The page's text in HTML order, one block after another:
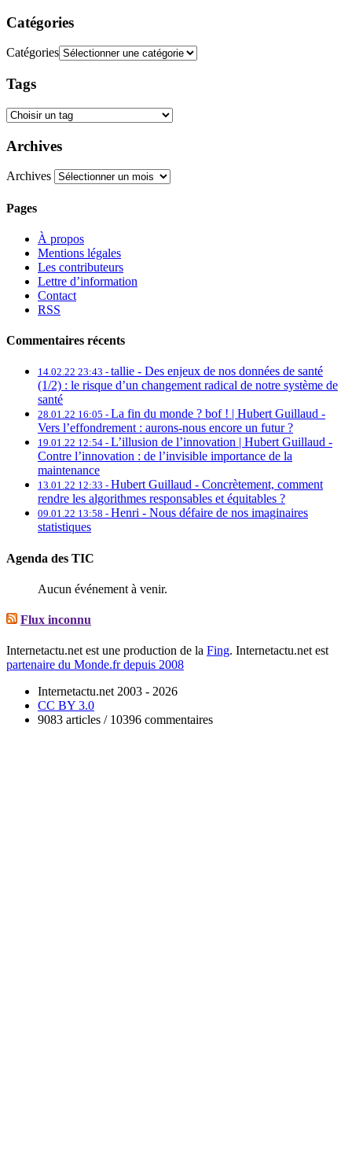
Catégories
Catégories
Tags
Archives
Archives
Pages
À propos
Mentions légales
Les contributeurs
Lettre d’information
Contact
RSS
Commentaires récents
14.02.22 23:43 - tallie - Des enjeux de nos données de santé
(1/2) : le risque d’un changement radical de notre système de
santé
28.01.22 16:05 - La fin du monde ? bof ! | Hubert Guillaud -
Vers l’effondrement : aurons-nous encore un futur ?
19.01.22 12:54 - L’illusion de l’innovation | Hubert Guillaud -
Contre l’innovation : de l’invisible importance de la
maintenance
13.01.22 12:33 - Hubert Guillaud - Concrètement, comment
rendre les algorithmes responsables et équitables ?
09.01.22 13:58 - Henri - Nous défaire de nos imaginaires
statistiques
Agenda des TIC
Aucun événement à venir.
Flux inconnu
Internetactu.net est une production de la Fing. Internetactu.net est
partenaire du Monde.fr depuis 2008
Internetactu.net 2003 - 2026
CC BY 3.0
9083 articles / 10396 commentaires